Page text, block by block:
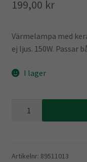
199,00 kr
Värmelampa med
ej ljus. 150W. Passar
I lager
Artikelnr: 89511013